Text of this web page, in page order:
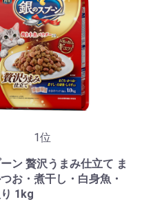
1位
ン 贅沢うまみ仕立て ま
お・煮干し・白身魚・
1kg